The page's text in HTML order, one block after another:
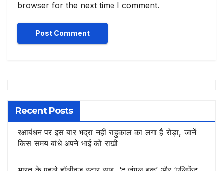
browser for the next time I comment.
Recent Posts
रक्षाबंधन पर इस बार भद्रा नहीं राहुकाल का लगा है रोड़ा, जानें
किस समय बांधे अपने भाई को राखी